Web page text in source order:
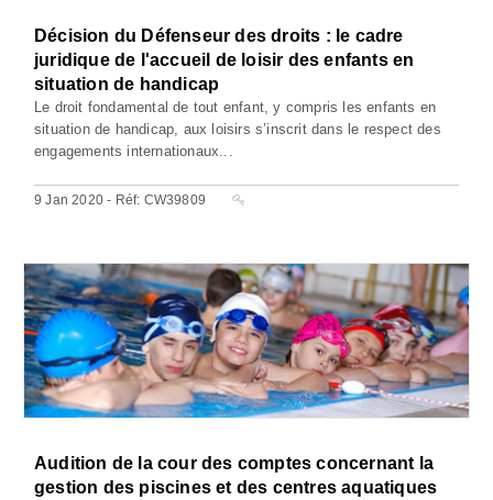
Décision du Défenseur des droits : le cadre
juridique de l'accueil de loisir des enfants en
situation de handicap
Le droit fondamental de tout enfant, y compris les enfants en
situation de handicap, aux loisirs s’inscrit dans le respect des
engagements internationaux...
9 Jan 2020 - Réf: CW39809
Audition de la cour des comptes concernant la
gestion des piscines et des centres aquatiques